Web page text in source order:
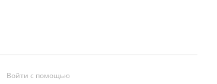
Войти с помощью